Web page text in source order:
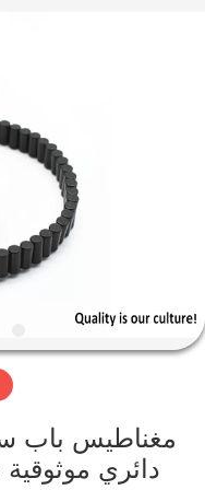
مغناطيس باب
دائري